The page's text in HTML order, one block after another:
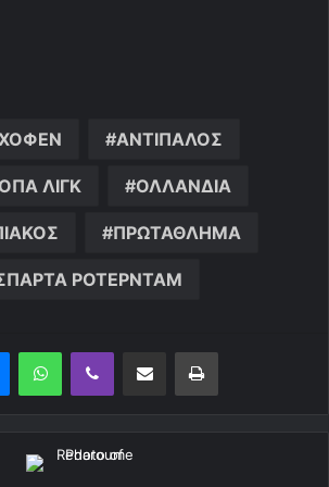
ΑΝΤΙΠΑΛΟΣ
ΛΙΓΚ ΟΛΛΑΝΔΙΑ
ΠΡΩΤΑΘΛΗΜΑ
ΡΟΤΕΡΝΤΑΜ
MessengerWhatsAppViber Κοινοποίηση μέσω ηλεκτρονικού ταχυδρομείουΕκτύπωση